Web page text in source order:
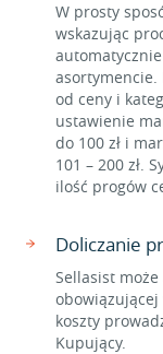
W prosty
wskazując
asortymencie.
od ceny i
ustawienie
do 100 zł i
101 – 200 zł.
ilość progów
Doliczanie
Sellasist
koszty
Kupujący.